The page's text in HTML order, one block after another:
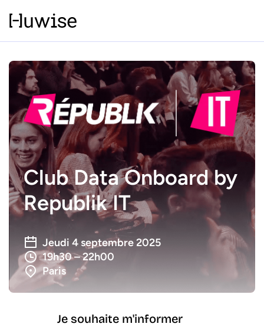
Club Data Onboard by
Republik IT
Jeudi 4 septembre 2025
Paris
19h30 – 22h00
Je souhaite m'informer